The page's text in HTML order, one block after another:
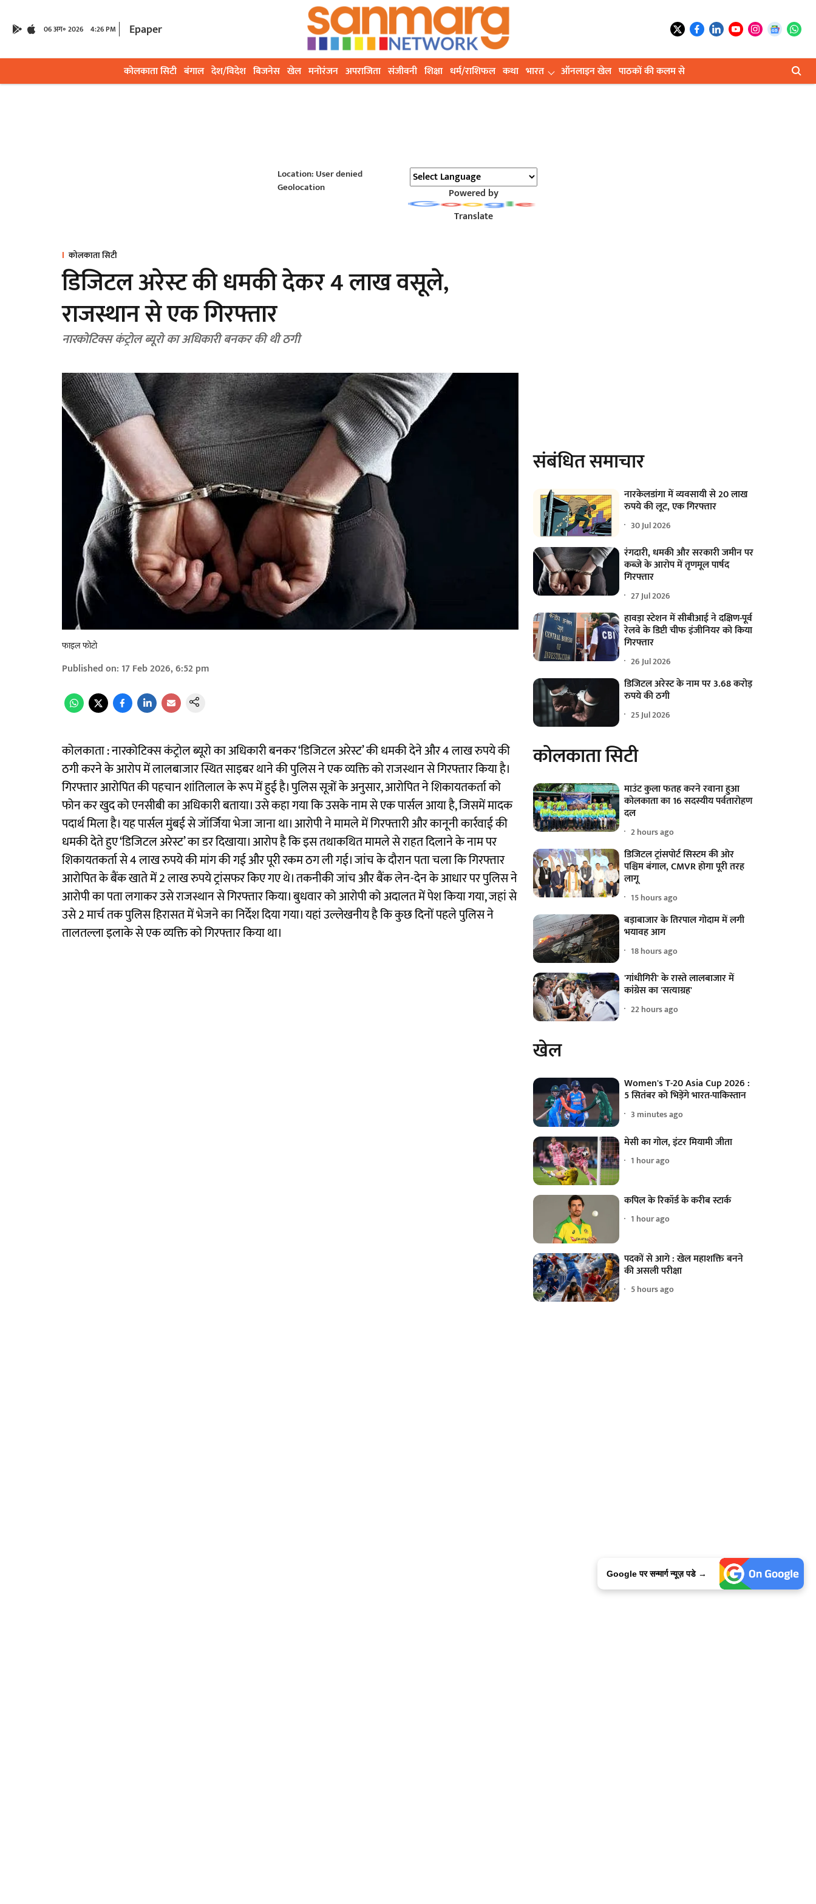
06 अग॰ 2026 4:26 PM Epaper
कोलकाता सिटी बंगाल देश/विदेश बिजनेस खेल मनोरंजन अपराजिता संजीवनी शिक्षा धर्म/राशिफल कथा भारत ऑनलाइन खेल पाठकों की कलम से
Location: User denied
Geolocation
Powered by
Translate
कोलकाता सिटी
डिजिटल अरेस्ट की धमकी देकर 4 लाख वसूले,
राजस्थान से एक गिरफ्तार
नारकोटिक्स कंट्रोल ब्यूरो का अधिकारी बनकर की थी ठगी
फाइल फोटो
Published on: 17 Feb 2026, 6:52 pm
कोलकाता : नारकोटिक्स कंट्रोल ब्यूरो का अधिकारी बनकर ‘डिजिटल अरेस्ट’ की धमकी देने और 4 लाख रुपये की
ठगी करने के आरोप में लालबाजार स्थित साइबर थाने की पुलिस ने एक व्यक्ति को राजस्थान से गिरफ्तार किया है।
गिरफ्तार आरोपित की पहचान शांतिलाल के रूप में हुई है। पुलिस सूत्रों के अनुसार, आरोपित ने शिकायतकर्ता को
फोन कर खुद को एनसीबी का अधिकारी बताया। उसे कहा गया कि उसके नाम से एक पार्सल आया है, जिसमें मादक
पदार्थ मिला है। यह पार्सल मुंबई से जॉर्जिया भेजा जाना था। आरोपी ने मामले में गिरफ्तारी और कानूनी कार्रवाई की
धमकी देते हुए ‘डिजिटल अरेस्ट’ का डर दिखाया। आरोप है कि इस तथाकथित मामले से राहत दिलाने के नाम पर
शिकायतकर्ता से 4 लाख रुपये की मांग की गई और पूरी रकम ठग ली गई। जांच के दौरान पता चला कि गिरफ्तार
आरोपित के बैंक खाते में 2 लाख रुपये ट्रांसफर किए गए थे। तकनीकी जांच और बैंक लेन-देन के आधार पर पुलिस ने
आरोपी का पता लगाकर उसे राजस्थान से गिरफ्तार किया। बुधवार को आरोपी को अदालत में पेश किया गया, जहां से
उसे 2 मार्च तक पुलिस हिरासत में भेजने का निर्देश दिया गया। यहां उल्लेखनीय है कि कुछ दिनों पहले पुलिस ने
तालतल्ला इलाके से एक व्यक्ति को गिरफ्तार किया था।
संबंधित समाचार
नारकेलडांगा में व्यवसायी से 20 लाख
रुपये की लूट, एक गिरफ्तार
30 Jul 2026
रंगदारी, धमकी और सरकारी जमीन पर
कब्जे के आरोप में तृणमूल पार्षद
गिरफ्तार
27 Jul 2026
हावड़ा स्टेशन में सीबीआई ने दक्षिण-पूर्व
रेलवे के डिप्टी चीफ इंजीनियर को किया
गिरफ्तार
26 Jul 2026
डिजिटल अरेस्ट के नाम पर 3.68 करोड़
रुपये की ठगी
25 Jul 2026
कोलकाता सिटी
माउंट कुला फतह करने रवाना हुआ
कोलकाता का 16 सदस्यीय पर्वतारोहण
दल
2 hours ago
डिजिटल ट्रांसपोर्ट सिस्टम की ओर
पश्चिम बंगाल, CMVR होगा पूरी तरह
लागू
15 hours ago
बड़ाबाजार के तिरपाल गोदाम में लगी
भयावह आग
18 hours ago
'गांधीगिरी' के रास्ते लालबाजार में
कांग्रेस का 'सत्याग्रह'
22 hours ago
खेल
Women's T-20 Asia Cup 2026 :
5 सितंबर को भिड़ेंगे भारत-पाकिस्तान
3 minutes ago
मेसी का गोल, इंटर मियामी जीता
1 hour ago
कपिल के रिकॉर्ड के करीब स्टार्क
1 hour ago
पदकों से आगे : खेल महाशक्ति बनने
की असली परीक्षा
5 hours ago
Google पर सन्मार्ग न्यूज़ पडे →